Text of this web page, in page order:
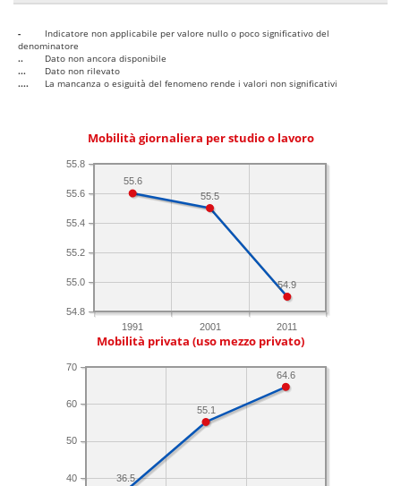
-
Indicatore non applicabile per valore nullo o poco significativo del
denominatore
..
Dato non ancora disponibile
...
Dato non rilevato
....
La mancanza o esiguità del fenomeno rende i valori non significativi
Mobilità giornaliera per studio o lavoro
1991 2001 2011
54.8
55.0
55.2
55.4
55.6
55.8
54.9
55.5
55.6
Mobilità privata (uso mezzo privato)
40
50
60
70
64.6
55.1
36.5